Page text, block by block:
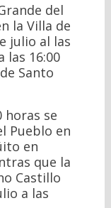
del
la Villa de
julio al las
las 16:00
Santo
horas se
Pueblo en
en
que la
Castillo
a las